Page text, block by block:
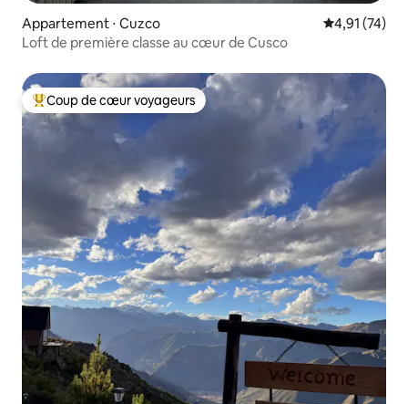
Appartement ⋅ Cuzco Évaluation
4,91 (74)
Loft de première classe au cœur de Cusco
Coups de cœur voyageurs les plus appréciés
Coup de cœur voyageurs